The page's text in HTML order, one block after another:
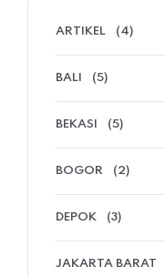
ARTIKEL (4)
BALI (5)
BEKASI (5)
BOGOR (2)
DEPOK (3)
JAKARTA BARAT